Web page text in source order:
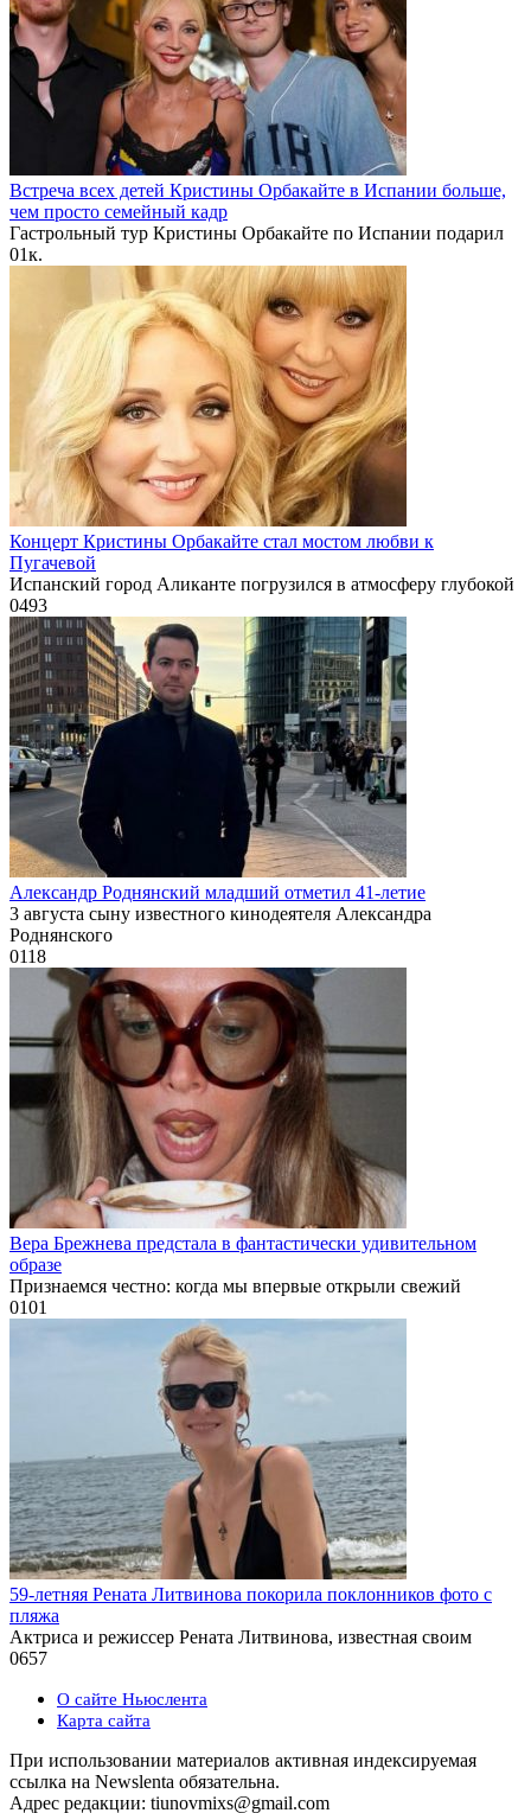
Встреча всех детей Кристины Орбакайте в Испании больше,
чем просто семейный кадр
Гастрольный тур Кристины Орбакайте по Испании подарил
01к.
Концерт Кристины Орбакайте стал мостом любви к
Пугачевой
Испанский город Аликанте погрузился в атмосферу глубокой
0493
Александр Роднянский младший отметил 41-летие
3 августа сыну известного кинодеятеля Александра
Роднянского
0118
Вера Брежнева предстала в фантастически удивительном
образе
Признаемся честно: когда мы впервые открыли свежий
0101
59-летняя Рената Литвинова покорила поклонников фото с
пляжа
Актриса и режиссер Рената Литвинова, известная своим
0657
О сайте Ньюслента
Карта сайта
При использовании материалов активная индексируемая
ссылка на Newslenta обязательна.
Адрес редакции: tiunovmixs@gmail.com